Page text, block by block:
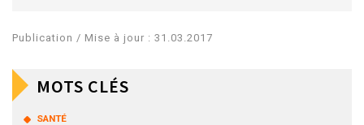
Publication / Mise à jour : 31.03.2017
MOTS CLÉS
SANTÉ